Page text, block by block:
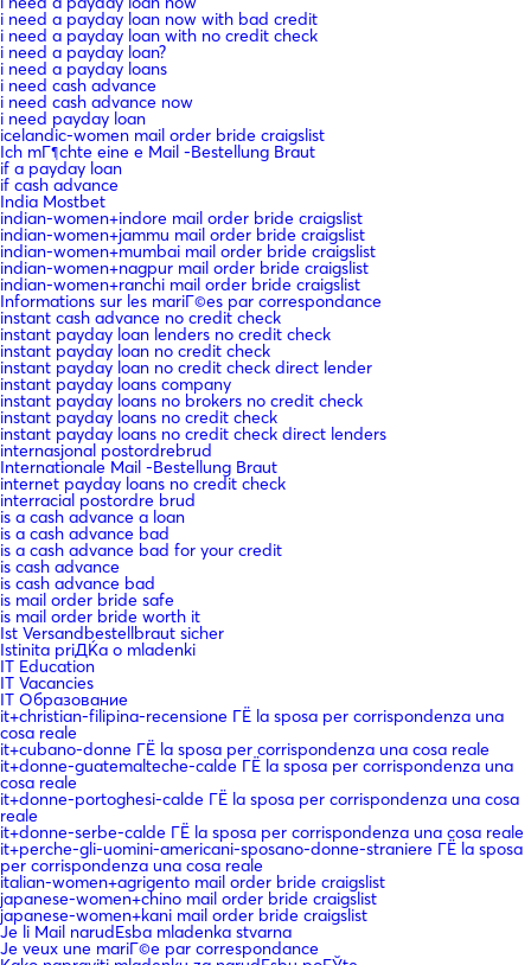
i need a payday loan now with bad credit
i need a payday loan with no credit check
i need a payday loan?
i need a payday loans
i need cash advance
i need cash advance now
i need payday loan
icelandic-women mail order bride craigslist
Ich mГ¶chte eine e Mail -Bestellung Braut
if a payday loan
if cash advance
India Mostbet
indian-women+indore mail order bride craigslist
indian-women+jammu mail order bride craigslist
indian-women+mumbai mail order bride craigslist
indian-women+nagpur mail order bride craigslist
indian-women+ranchi mail order bride craigslist
Informations sur les mariГ©es par correspondance
instant cash advance no credit check
instant payday loan lenders no credit check
instant payday loan no credit check
instant payday loan no credit check direct lender
instant payday loans company
instant payday loans no brokers no credit check
instant payday loans no credit check
instant payday loans no credit check direct lenders
internasjonal postordrebrud
Internationale Mail -Bestellung Braut
internet payday loans no credit check
interracial postordre brud
is a cash advance a loan
is a cash advance bad
is a cash advance bad for your credit
is cash advance
is cash advance bad
is mail order bride safe
is mail order bride worth it
Ist Versandbestellbraut sicher
Istinita priДЌa o mladenki
IT Education
IT Vacancies
IT Образование
it+christian-filipina-recensione ГЁ la sposa per corrispondenza una
cosa reale
it+cubano-donne ГЁ la sposa per corrispondenza una cosa reale
it+donne-guatemalteche-calde ГЁ la sposa per corrispondenza una
cosa reale
it+donne-portoghesi-calde ГЁ la sposa per corrispondenza una cosa
reale
it+donne-serbe-calde ГЁ la sposa per corrispondenza una cosa reale
it+perche-gli-uomini-americani-sposano-donne-straniere ГЁ la sposa
per corrispondenza una cosa reale
italian-women+agrigento mail order bride craigslist
japanese-women+chino mail order bride craigslist
japanese-women+kani mail order bride craigslist
Je li Mail narudЕѕba mladenka stvarna
Je veux une mariГ©e par correspondance